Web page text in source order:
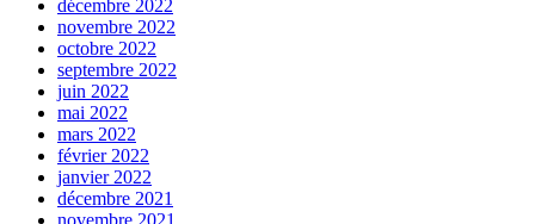
décembre 2022
novembre 2022
octobre 2022
septembre 2022
juin 2022
mai 2022
mars 2022
février 2022
janvier 2022
décembre 2021
novembre 2021